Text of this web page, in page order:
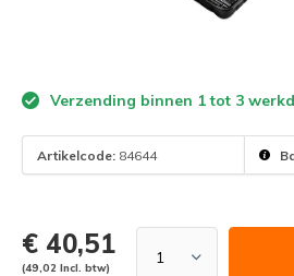
Verzending binnen 1 tot 3
Artikelcode: 84644
€ 40,51
(49,02 Incl. btw)